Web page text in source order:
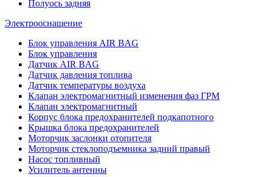
Полуось задняя
Электрооснащение
Блок управления AIR BAG
Блок управления
Датчик AIR BAG
Датчик давления топлива
Датчик температуры воздуха
Клапан электромагнитный изменения фаз ГРМ
Клапан электромагнитный
Корпус блока предохранителей подкапотного
Крышка блока предохранителей
Моторчик заслонки отопителя
Моторчик стеклоподъемника задний правый
Насос топливный
Усилитель антенны